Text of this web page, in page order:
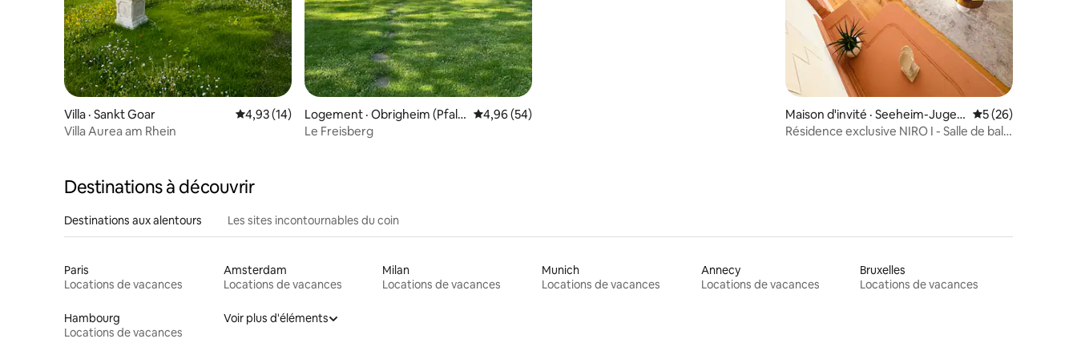
Villa · Sankt Goar Note moyenne de 4,93 sur 5, 14 commentaires
4,93 (14)
Villa Aurea am Rhein
Logement · Obrigheim (Pfal
z)
Note moyenne de 4,96 sur 5, 54 commentaires
4,96 (54)
Le Freisberg
Maison d'invité · Seeheim-Jugen
heim
Note moyenne de
5 (26)
Résidence exclusive NIRO I - Salle de bal
Destinations à découvrir
Destinations aux alentours Les sites incontournables du coin
Paris
Locations de vacances
Amsterdam
Locations de vacances
Milan
Locations de vacances
Munich
Locations de vacances
Annecy
Locations de vacances
Bruxelles
Locations de vacances
Hambourg
Locations de vacances
Voir plus d'éléments